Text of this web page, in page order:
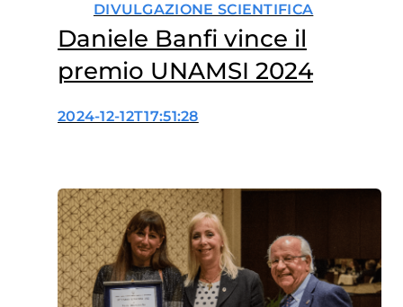
DIVULGAZIONE SCIENTIFICA
Daniele Banfi vince il
premio UNAMSI 2024
2024-12-12T17:51:28